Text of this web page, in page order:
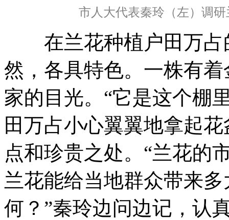
市人大代表秦玲（左）调
在兰花种植户田万占
然，各具特色。一株有
家的目光。“它是这个棚
田万占小心翼翼地拿起
点和珍贵之处。“兰花的
兰花能给当地群众带来
何？”秦玲边问边记，认